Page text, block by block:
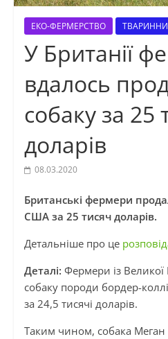
ЕКО-ФЕРМЕРСТВО
У Британії
вдалось
собаку за 25
доларів
08.03.2020
Британські фермери
США за 25 тисяч доларів.
Детальніше про це
Деталі: Фермери із Великої
собаку породи бордер-
за 24,5 тисячі доларів.
Таким чином, собака Меган